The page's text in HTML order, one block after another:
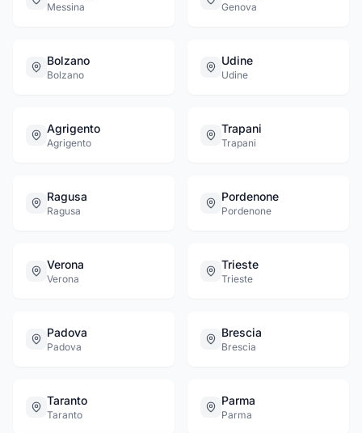
Messina Genova
Bolzano
Bolzano
Udine
Udine
Agrigento
Agrigento
Trapani
Trapani
Ragusa
Ragusa
Pordenone
Pordenone
Verona
Verona
Trieste
Trieste
Padova
Padova
Brescia
Brescia
Taranto
Taranto
Parma
Parma